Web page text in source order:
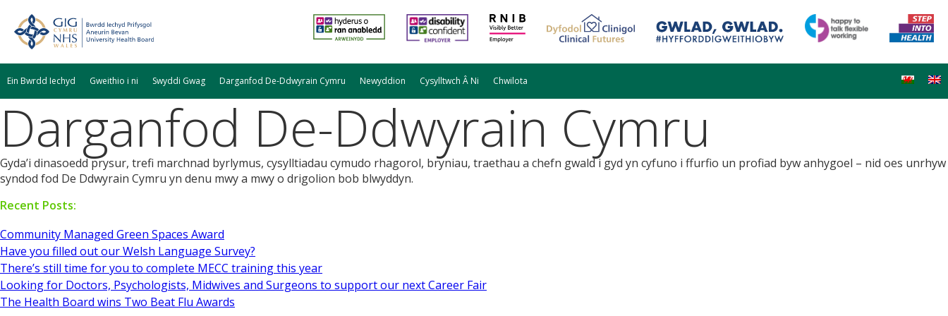
Ein Bwrdd Iechyd Gweithio i ni Swyddi Gwag Darganfod De-Ddwyrain Cymru Newyddion Cysylltwch Â Ni Chwilota
Darganfod De-Ddwyrain Cymru
Gyda’i dinasoedd prysur, trefi marchnad byrlymus, cysylltiadau cymudo rhagorol, bryniau, traethau a chefn gwald i gyd yn cyfuno i ffurfio un profiad byw anhygoel – nid oes unrhyw
syndod fod De Ddwyrain Cymru yn denu mwy a mwy o drigolion bob blwyddyn.
Recent Posts:
Community Managed Green Spaces Award
Have you filled out our Welsh Language Survey?
There’s still time for you to complete MECC training this year
Looking for Doctors, Psychologists, Midwives and Surgeons to support our next Career Fair
The Health Board wins Two Beat Flu Awards